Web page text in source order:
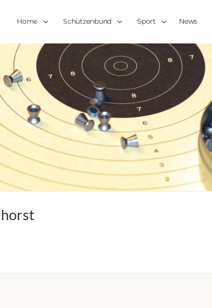
Home Schützenbund Sport News